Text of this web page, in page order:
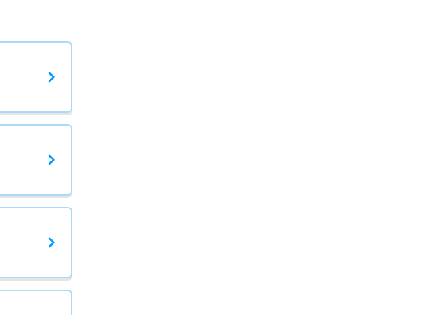
66.50
－